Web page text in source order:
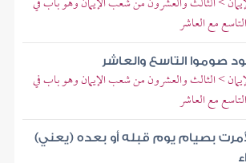
مع العاشر
صوموا التاسع والعاشر
> الثالث والعشرون من شعب الإيمان وهو باب في
مع العاشر
بصيام يوم قبله أو بعده (يعني)